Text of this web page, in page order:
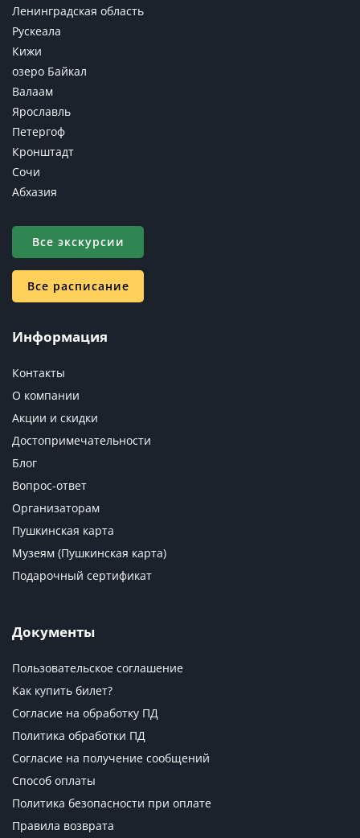
Ленинградская область
Рускеала
Кижи
озеро Байкал
Валаам
Ярославль
Петергоф
Кронштадт
Сочи
Абхазия
Все экскурсии
Все расписание
Информация
Контакты
О компании
Акции и скидки
Достопримечательности
Блог
Вопрос-ответ
Организаторам
Пушкинская карта
Музеям (Пушкинская карта)
Подарочный сертификат
Документы
Пользовательское соглашение
Как купить билет?
Согласие на обработку ПД
Политика обработки ПД
Согласие на получение сообщений
Способ оплаты
Политика безопасности при оплате
Правила возврата